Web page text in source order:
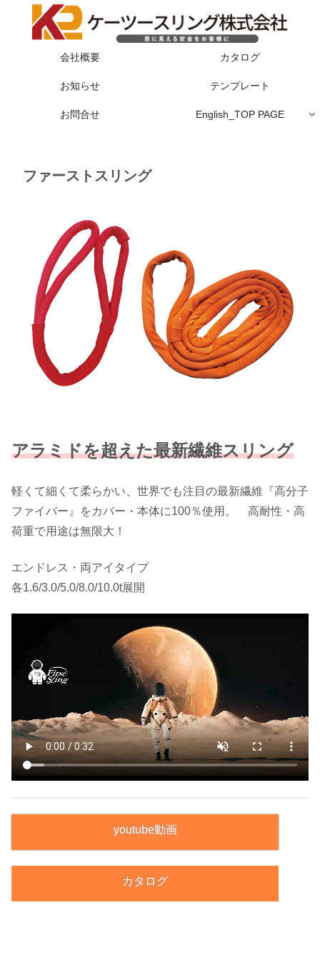
会社概要 カタログ
お知らせ テンプレート
お問合せ English_TOP PAGE
ファーストスリング
アラミドを超えた最新繊維スリング
軽くて細くて柔らかい、世界でも注目の最新繊維『高分子
ファイバー』をカバー・本体に100％使用。 高耐性・高
荷重で用途は無限大！
エンドレス・両アイタイプ
各1.6/3.0/5.0/8.0/10.0t展開
youtube動画
カタログ